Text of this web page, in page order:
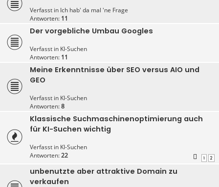
Verfasst in Ich hab' da mal 'ne Frage
Antworten: 11
Der vorgebliche Umbau Googles
Verfasst in KI-Suchen
Antworten: 11
Meine Erkenntnisse über SEO versus AIO und
GEO
Verfasst in KI-Suchen
Antworten:8
Klassische Suchmaschinenoptimierung auch
für KI-Suchen wichtig
Verfasst in KI-Suchen
Antworten:22 1 2
unbenutzte aber attraktive Domain zu
verkaufen